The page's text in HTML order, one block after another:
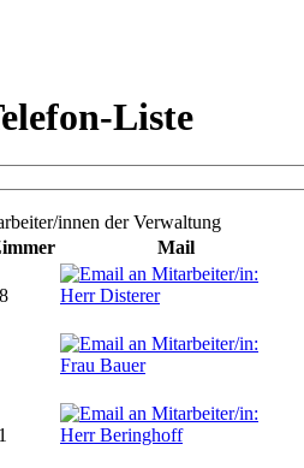
Liste
innen der Verwaltung
Mail